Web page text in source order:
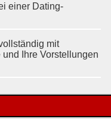
einer Dating-
mit
Ihre Vorstellungen